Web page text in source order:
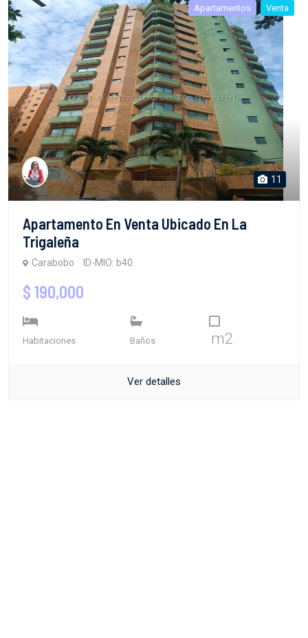
Apartamentos Venta
11
Apartamento En Venta Ubicado En La
Trigaleña
Carabobo ID-MIO: b40
$ 190,000
Habitaciones Baños m2
Ver detalles